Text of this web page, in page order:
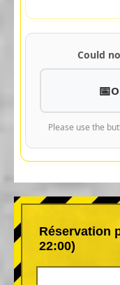
Could
Please use the
Réservation
22:00)